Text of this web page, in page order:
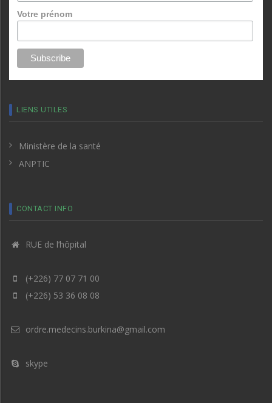
Votre prénom
LIENS UTILES
Ministère de la santé
ANPTIC
CONTACT INFO
RUE de l’hôpital
(+226) 77 07 71 00
(+226) 53 36 08 08
ordre.medecins.burkina@gmail.com
skype